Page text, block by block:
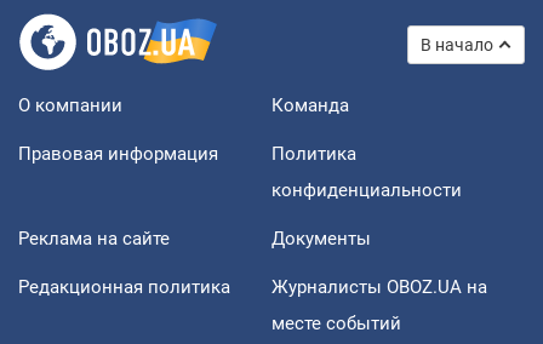
В начало
О компании Команда
Правовая информация
Политика
конфиденциальности
Реклама на сайте Документы
Редакционная политика
Журналисты OBOZ.UA на
месте событий